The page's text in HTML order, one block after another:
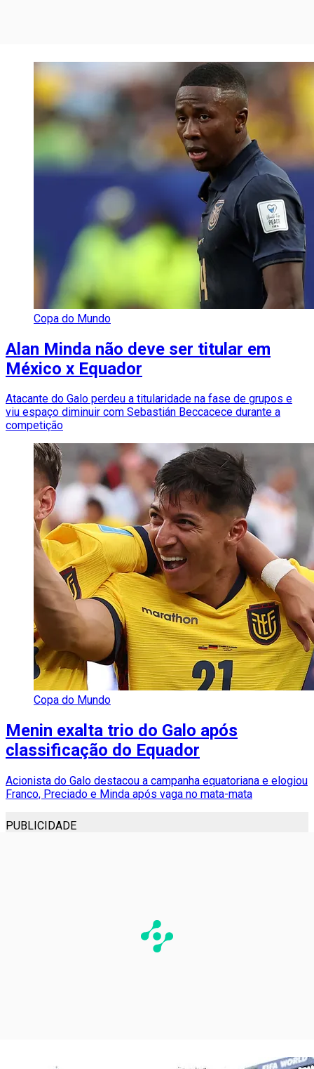
Copa do Mundo
Alan Minda não deve ser titular em
México x Equador
Atacante do Galo perdeu a titularidade na fase de grupos e
viu espaço diminuir com Sebastián Beccacece durante a
competição
Copa do Mundo
Menin exalta trio do Galo após
classificação do Equador
Acionista do Galo destacou a campanha equatoriana e elogiou
Franco, Preciado e Minda após vaga no mata-mata
PUBLICIDADE